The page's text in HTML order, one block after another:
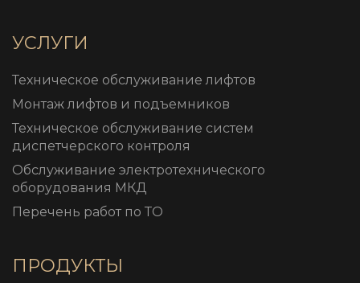
УСЛУГИ
Техническое обслуживание лифтов
Монтаж лифтов и подъемников
Техническое обслуживание систем
диспетчерского контроля
Обслуживание электротехнического
оборудования МКД
Перечень работ по ТО
ПРОДУКТЫ